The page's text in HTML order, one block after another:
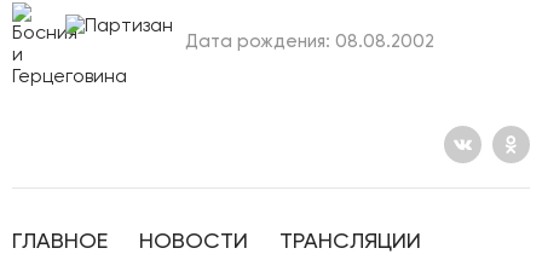
Дата рождения: 08.08.2002
ГЛАВНОЕ НОВОСТИ ТРАНСЛЯЦИИ